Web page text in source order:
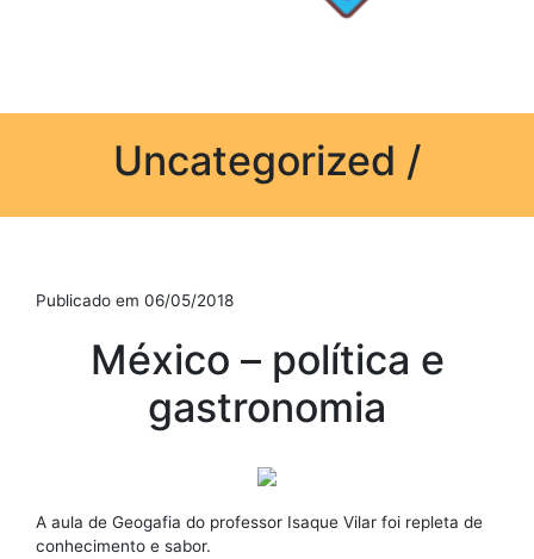
Uncategorized /
Publicado em 06/05/2018
México – política e
gastronomia
A aula de Geogafia do professor Isaque Vilar foi repleta de
conhecimento e sabor.